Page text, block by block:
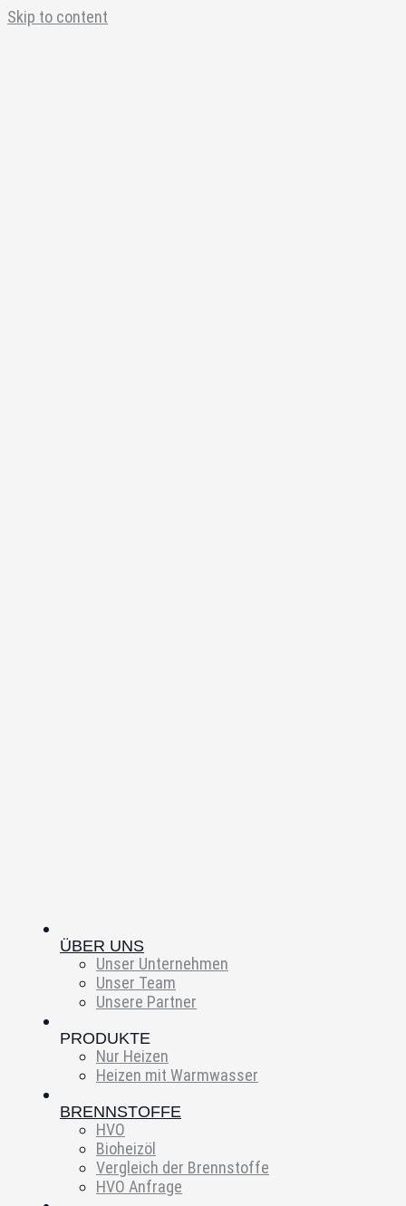
Skip to content
ÜBER UNS
Unser Unternehmen
Unser Team
Unsere Partner
PRODUKTE
Nur Heizen
Heizen mit Warmwasser
BRENNSTOFFE
HVO
Bioheizöl
Vergleich der Brennstoffe
HVO Anfrage